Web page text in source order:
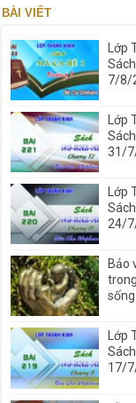
BÀI VIẾT
Lớp
7/8/
Lớp
31/
Lớp
24/
Bảo
sống
Lớp
17/